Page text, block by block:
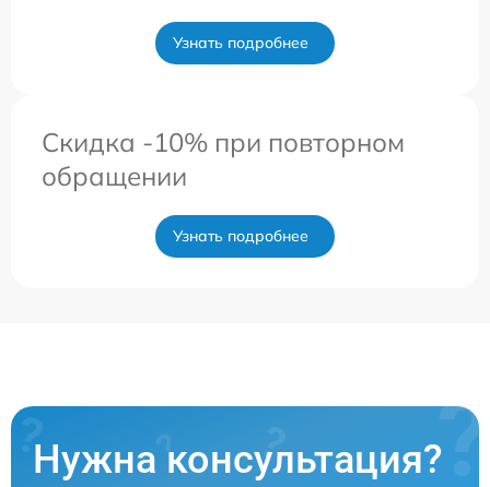
Узнать подробнее
Скидка -10% при повторном
обращении
Узнать подробнее
Нужна консультация?